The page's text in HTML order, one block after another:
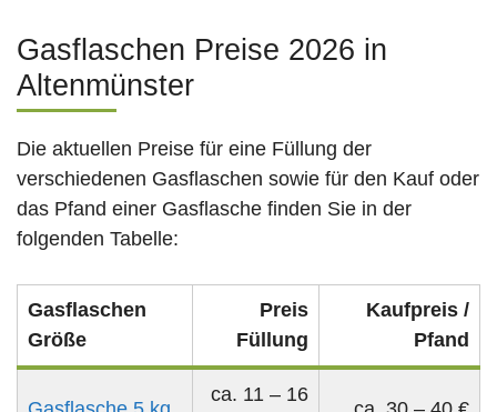
Gasflaschen Preise 2026 in
Altenmünster
Die aktuellen Preise für eine Füllung der
verschiedenen Gasflaschen sowie für den Kauf oder
das Pfand einer Gasflasche finden Sie in der
folgenden Tabelle:
Gasflaschen
Größe
Preis
Füllung
Kaufpreis /
Pfand
ca. 11 – 16